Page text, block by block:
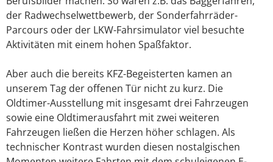
der Radwechselwettbewerb, der Sonderfahrräder-
Parcours oder der LKW-Fahrsimulator viel besuchte
Aktivitäten mit einem hohen Spaßfaktor.
Aber auch die bereits KFZ-Begeisterten kamen an
unserem Tag der offenen Tür nicht zu kurz. Die
Oldtimer-Ausstellung mit insgesamt drei Fahrzeugen
sowie eine Oldtimerausfahrt mit zwei weiteren
Fahrzeugen ließen die Herzen höher schlagen. Als
technischer Kontrast wurden diesen nostalgischen